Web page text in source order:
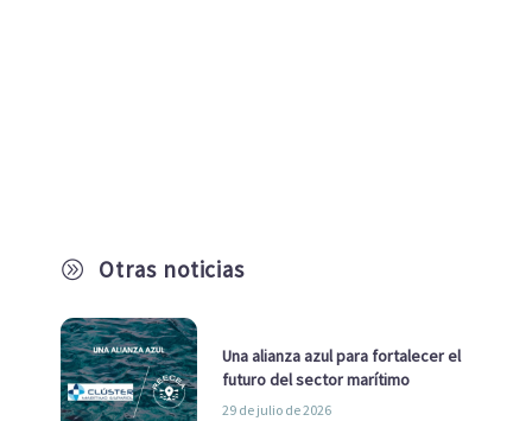
A Otras noticias
Una alianza azul para fortalecer el
futuro del sector marítimo
29 de julio de 2026